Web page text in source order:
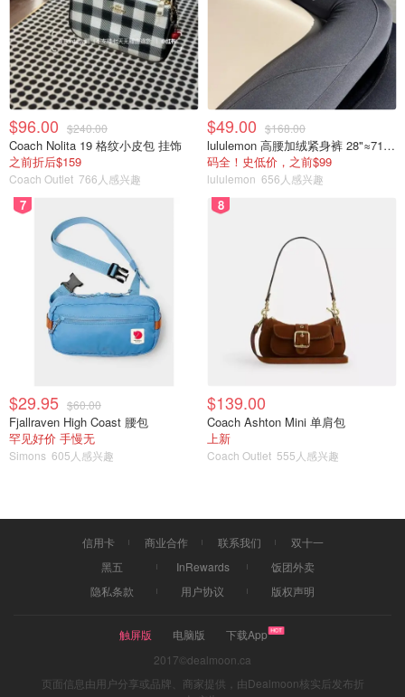
E组
群岛、摩尔多瓦
F组
比利时、奥地利、瑞典、阿塞拜
疆、爱沙尼亚
G组
匈牙利、塞尔维亚、黑山、保加
利亚、立陶宛
丹麦、芬兰、斯洛文尼亚、哈萨
克斯坦、北爱尔兰、圣马力诺
瑞士、以色列、罗马尼亚、科索
J组
葡萄牙、波斯尼亚和黑塞哥维
那、冰岛、卢森堡、斯洛伐克、
列支敦士登
2024欧洲杯赛程
2024欧洲杯将于2024年6月14日在慕尼黑拉开帷幕，决赛
于7月14日在柏林结束。全程计划了51场比赛，
查看完整日期、场地和赛程表
们将6月14日在慕尼黑足球场进行揭幕战。
2024欧洲杯小组赛程
德国 - 苏格
$96.00 $240.00
Coach Nolita 19 格纹小皮包 挂饰
之前折后$159
Coach Outlet 766人感兴趣
$49.00 $168.00
lululemon 高腰加绒紧身裤 28"≈71cm 5个口袋
码全！史低价，之前$99
lululemon 656人感兴趣
7
$29.95 $60.00
Fjallraven High Coast 腰包
罕见好价 手慢无
Simons 605人感兴趣
8
$139.00
Coach Ashton Mini 单肩包
上新
Coach Outlet 555人感兴趣
信用卡 商业合作 联系我们
双十一
黑五
InRewards
饭团外卖
隐私条款
用户协议 版权声明
触屏版 电脑版
下载App
2017©dealmoon.ca
页面信息由用户分享或品牌、商家提供，由Dealmoon核实后发布折